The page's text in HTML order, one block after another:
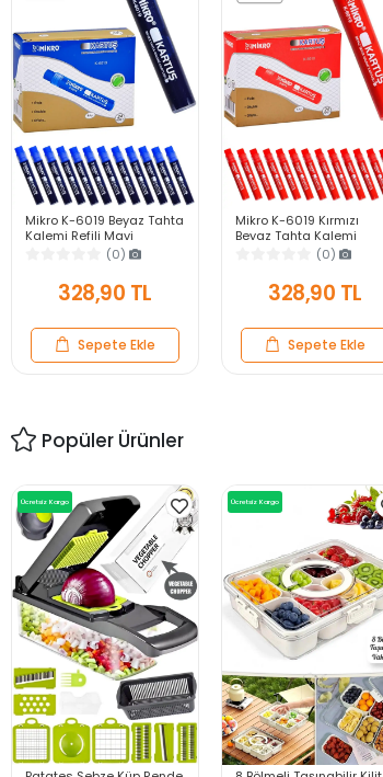
Mikro K-6019 Beyaz Tahta
Kalemi Refili Mavi
Kartuşlu Uzun Ömürlü
Keskin Yazım Performansı
(0)
328,90 TL
Sepete Ekle
Mikro K-6019 Kırmızı
Beyaz Tahta Kalemi
Kartuşlu Canlı Renk Uzun
Ömürlü Yazım
Performansı
(0)
328,90 TL
Sepete Ekle
Popüler Ürünler
Ücretsiz Kargo Ücretsiz Kargo